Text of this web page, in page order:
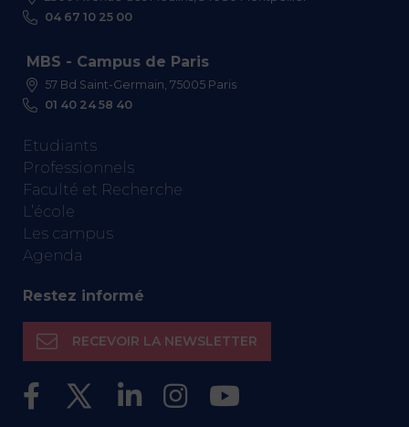
04 67 10 25 00
MBS - Campus de Paris
57 Bd Saint-Germain, 75005 Paris
01 40 24 58 40
Etudiants
Professionnels
Faculté et Recherche
L’école
Les campus
Agenda
Restez informé
RECEVOIR LA NEWSLETTER